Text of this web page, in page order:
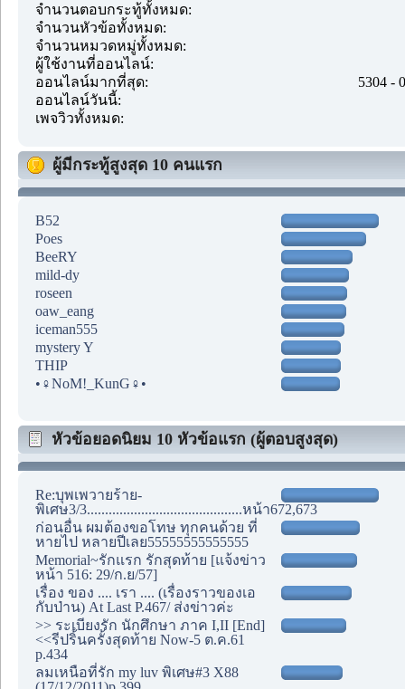
จำนวนตอบกระทู้ทั้งหมด:
จำนวนหัวข้อทั้งหมด:
จำนวนหมวดหมู่ทั้งหมด:
ผู้ใช้งานที่ออนไลน์:
ออนไลน์มากที่สุด:
5304 -
ออนไลน์วันนี้:
เพจวิวทั้งหมด:
ผู้มีกระทู้สูงสุด 10 คนแรก
B52
Poes
BeeRY
mild-dy
roseen
oaw_eang
iceman555
mystery Y
THIP
•♀NoM!_KunG♀•
หัวข้อยอดนิยม 10 หัวข้อแรก (ผู้ตอบสูงสุด)
Re:บุพเพวายร้าย-
พิเศษ3/3...........................................หน้า672,673
ก่อนอื่น ผมต้องขอโทษ ทุกคนด้วย ที่
หายไป หลายปีเลย55555555555555
Memorial~รักแรก รักสุดท้าย [แจ้งข่าว
หน้า 516: 29/ก.ย/57]
เรื่อง ของ .... เรา .... (เรื่องราวของเอ
กับป่าน) At Last P.467/ ส่งข่าวค่ะ
>> ระเบียงรัก นักศึกษา ภาค I,II [End]
<<รีปริ้นครั้งสุดท้าย Now-5 ต.ค.61
p.434
ลมเหนือที่รัก my luv พิเศษ#3 X88